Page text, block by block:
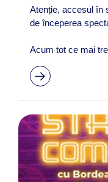
Atenție, accesul în
de începerea
Acum tot ce mai